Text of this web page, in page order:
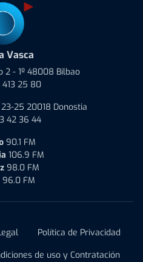
Vasca
2 - 1º 48008 Bilbao
413 25 80
25 20018 Donostia
42 36 44
90.1 FM
106.9 FM
98.0 FM
96.0 FM
Política de Privacidad
de uso y Contratación